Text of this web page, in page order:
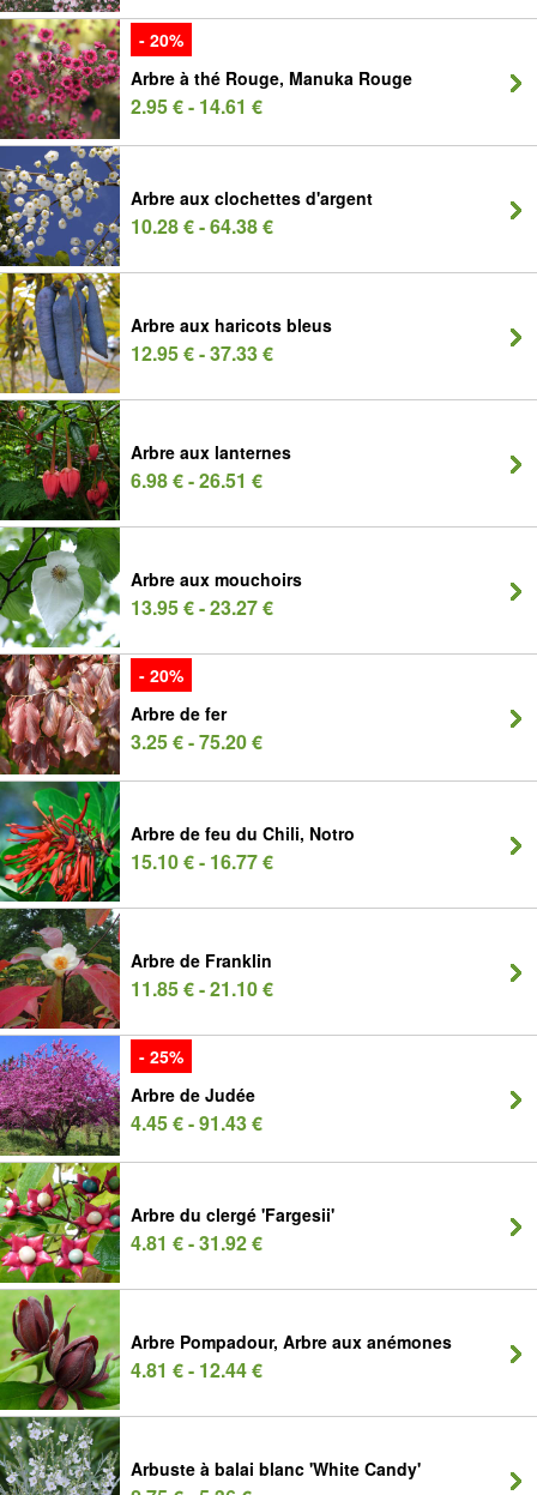
- 20%
Arbre à thé Rouge, Manuka Rouge
2.95 € - 14.61 €
Arbre aux clochettes d'argent
10.28 € - 64.38 €
Arbre aux haricots bleus
12.95 € - 37.33 €
Arbre aux lanternes
6.98 € - 26.51 €
Arbre aux mouchoirs
13.95 € - 23.27 €
- 20%
Arbre de fer
3.25 € - 75.20 €
Arbre de feu du Chili, Notro
15.10 € - 16.77 €
Arbre de Franklin
11.85 € - 21.10 €
- 25%
Arbre de Judée
4.45 € - 91.43 €
Arbre du clergé 'Fargesii'
4.81 € - 31.92 €
Arbre Pompadour, Arbre aux anémones
4.81 € - 12.44 €
Arbuste à balai blanc 'White Candy'